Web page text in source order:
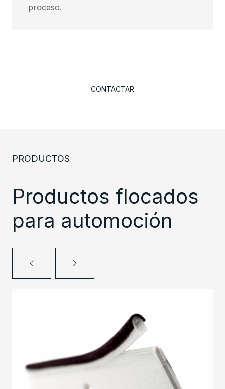
proceso.
CONTACTAR
PRODUCTOS
Productos flocados
para automoción